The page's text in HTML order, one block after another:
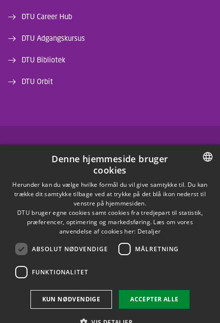
DTU Career Hub
DTU Adgangskursus
DTU Bibliotek
DTU Orbit
INSTAGRAM
LINKEDIN
X
YOUTUBE
Tilgængelighedserklæring
DANISH
ENGLISH
Denne hjemmeside bruger
cookies
Herunder kan du vælge hvilke formål du vil give samtykke til. Du kan
trække dit samtykke tilbage ved at trykke på det blå ikon nederst til
venstre på hjemmesiden.
DTU bruger egne cookies samt cookies fra tredjepart til statistik,
præferencer, optimering og markedsføring. Læs om vores
anvendelse af cookies her: Detaljer
ABSOLUT NØDVENDIGE MÅLRETNING
FUNKTIONALITET
ACCEPTER ALLE
KUN NØDVENDIGE